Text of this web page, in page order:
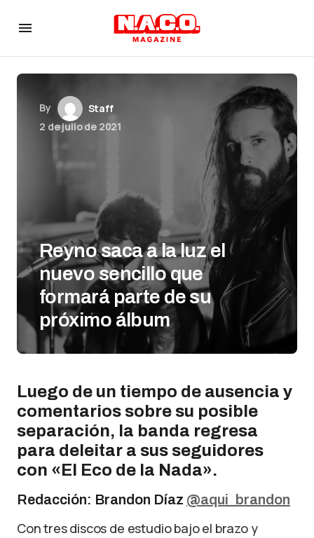
By
Staff
2 de julio de 2021
Reyno saca a la luz el
nuevo sencillo que
formará parte de su
próximo álbum
Luego de un tiempo de ausencia y
comentarios sobre su posible
separación, la banda regresa
para deleitar a sus seguidores
con «El Eco de la Nada».
Redacción: Brandon Díaz @aqui_brandon
Con tres discos de estudio bajo el brazo y